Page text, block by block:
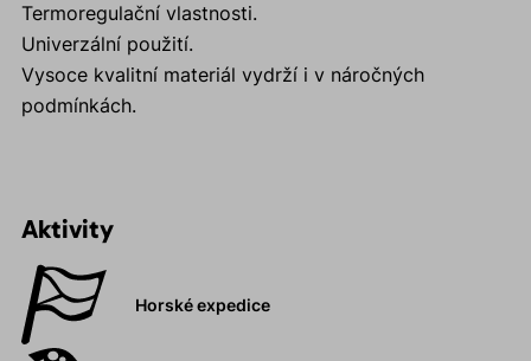
Termoregulační vlastnosti.
Univerzální použití.
Vysoce kvalitní materiál vydrží i v náročných
podmínkách.
Aktivity
Horské expedice